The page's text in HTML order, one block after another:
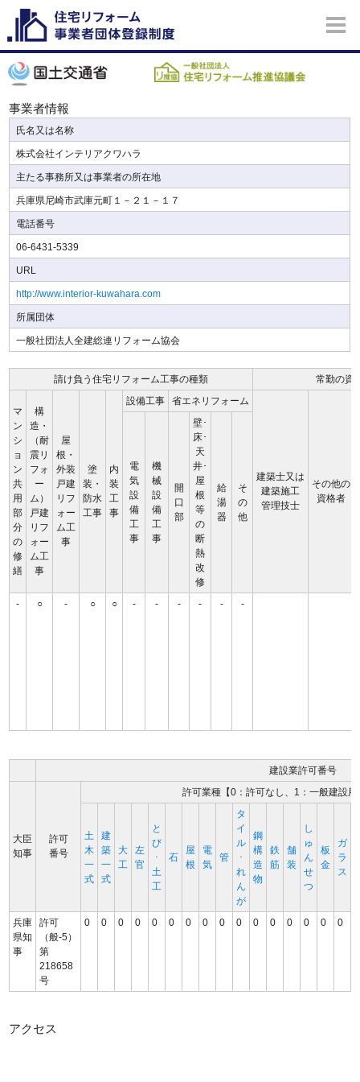
事業者情報
氏名又は名称
株式会社インテリアクワハラ
主たる事務所又は事業者の所在地
兵庫県尼崎市武庫元町１－２１－１７
電話番号
06-6431-5339
URL
http://www.interior-kuwahara.com
所属団体
一般社団法人全建総連リフォーム協会
請け負う住宅リフォーム工事の種類 常勤の資
マ
ン
シ
ョ
ン
共
用
部
分
の
修
繕
構
造・
（耐
震リ
フォ
ー
ム）
戸建
リフ
ォー
ム工
事
屋
根・
外装
戸建
リフ
ォー
ム工
事
塗
装・
防水
工事
内
装
工
事
設備工事 省エネリフォーム
建築士又は
建築施工
管理技士
その他の
資格者
電
気
設
備
工
事
機
械
設
備
工
事
開
口
部
壁･
床･
天
井･
屋
根
等
の
断
熱
改
修
給
湯
器
そ
の
他
- ○ - ○ ○ - - - - - -
建設業許可番号
大臣
知事
許可
番号
許可業種【0：許可なし、1：一般建設
土
木
一
式
建
築
一
式
大
工
左
官
と
び
･
土
工
石
屋
根
電
気
管
タ
イ
ル
･
れ
ん
が
鋼
構
造
物
鉄
筋
舗
装
し
ゅ
ん
せ
つ
板
金
ガ
ラ
ス
兵庫
県知
事
許可
（般-5）
第
218658
号
0 0 0 0 0 0 0 0 0 0 0 0 0 0 0 0
アクセス